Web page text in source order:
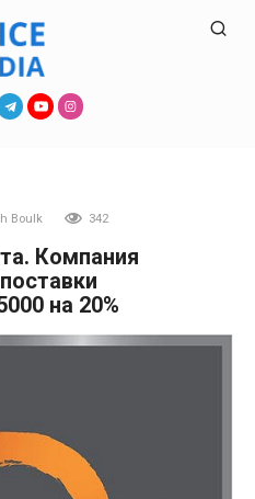
Boulk 342
Компания
на 20%